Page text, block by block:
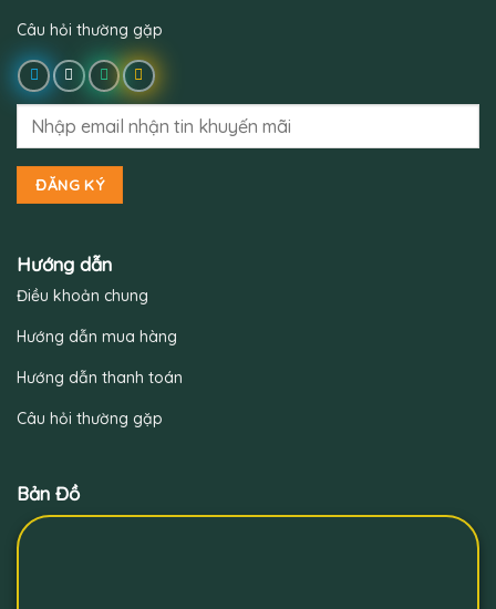
Câu hỏi thường gặp
Hướng dẫn
Điều khoản chung
Hướng dẫn mua hàng
Hướng dẫn thanh toán
Câu hỏi thường gặp
Bản Đồ